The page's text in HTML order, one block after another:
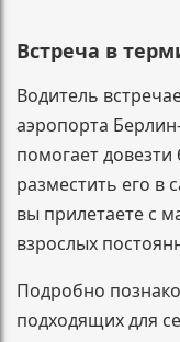
Встреча в
Водитель
аэропорта
помогает
разместить его в
вы прилетаете с
взрослых
Подробно
подходящих для